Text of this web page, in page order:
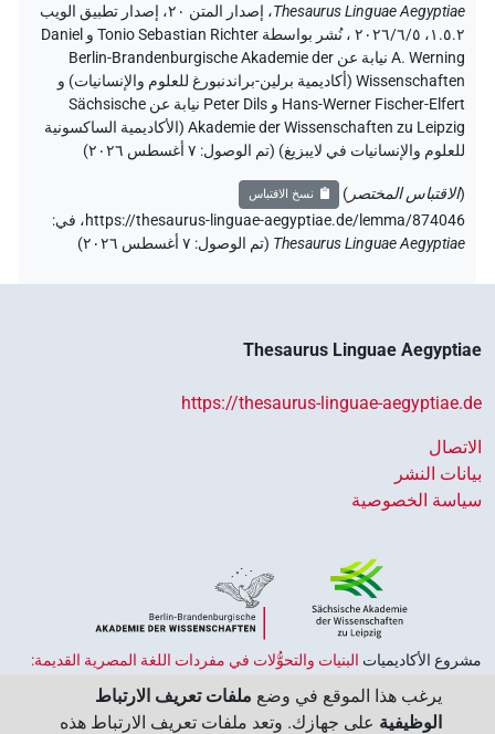
Thesaurus Linguae Aegyptiae،
إصدار المتن ٢٠، إصدار تطبيق الويب
۱.٥.٢، ٢٠٢٦/٦/٥ ، نُشر بواسطة Tonio Sebastian Richter و Daniel
A. Werning نيابة عن Berlin-Brandenburgische Akademie der
Wissenschaften (أكاديمية برلين-براندنبورغ للعلوم والإنسانيات) و
Hans-Werner Fischer-Elfert و Peter Dils نيابة عن Sächsische
Akademie der Wissenschaften zu Leipzig (الأكاديمية الساكسونية
للعلوم والإنسانيات في لايبزيغ) (تم الوصول: ٧ أغسطس ٢٠٢٦ )
(الاقتباس المختصر ) نسخ الاقتباس
https://thesaurus-linguae-aegyptiae.de/lemma/874046، في:
Thesaurus Linguae Aegyptiae
(تم الوصول: ٧ أغسطس ٢٠٢٦ )
Thesaurus Linguae Aegyptiae
https://thesaurus-linguae-aegyptiae.de
الاتصال
بيانات النشر
سياسة الخصوصية
مشروع الأكاديميات ‏ البنيات والتحوُّلات في مفردات اللغة المصرية القديمة:
الممول من قبل الحكومة الاتحادية وحكومات الولايات بجمهورية ألمانيا
الاتحادية، وهو يهدف إلى الحفاظ على تراثنا الثقافي واسترجاعه واستكشافه.
يرغب هذا الموقع في وضع ملفات تعريف الارتباط
الوظيفية على جهازك. وتعد ملفات تعريف الارتباط هذه